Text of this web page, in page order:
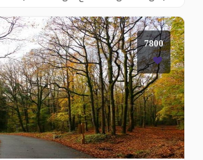
العثمانية القديمة وأهم المعالم
منها قصردولمابهشي ومسجد
وبرج غالاطة وقصر الفتاة
القصور والمساجد والمعا�
7800